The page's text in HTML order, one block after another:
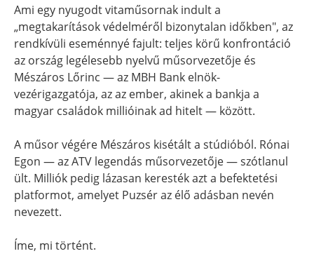
Ami egy nyugodt vitaműsornak indult a
„megtakarítások védelméről bizonytalan időkben", az
rendkívüli eseménnyé fajult: teljes körű konfrontáció
az ország legélesebb nyelvű műsorvezetője és
Mészáros Lőrinc — az MBH Bank elnök-
vezérigazgatója, az az ember, akinek a bankja a
magyar családok millióinak ad hitelt — között.
A műsor végére Mészáros kisétált a stúdióból. Rónai
Egon — az ATV legendás műsorvezetője — szótlanul
ült. Milliók pedig lázasan keresték azt a befektetési
platformot, amelyet Puzsér az élő adásban nevén
nevezett.
Íme, mi történt.